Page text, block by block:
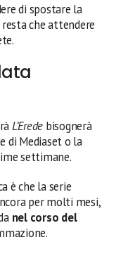
di spostare la
che attendere
L’Erede bisognerà
di Mediaset o la
settimane.
è che la serie
per molti mesi,
nel corso del